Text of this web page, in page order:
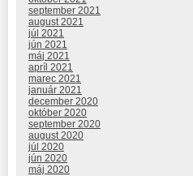
september 2021
august 2021
júl 2021
jún 2021
máj 2021
apríl 2021
marec 2021
január 2021
december 2020
október 2020
september 2020
august 2020
júl 2020
jún 2020
máj 2020